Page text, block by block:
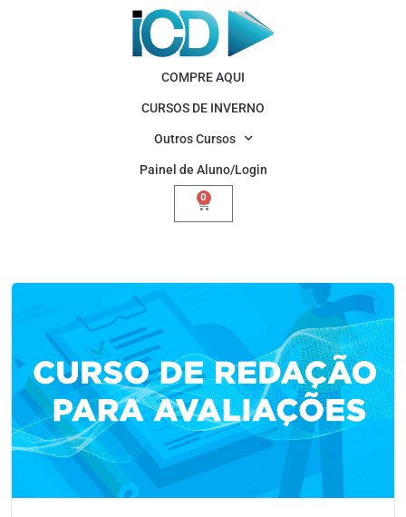
COMPRE AQUI
CURSOS DE INVERNO
Outros Cursos
Painel de Aluno/Login
0